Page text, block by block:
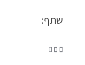
שתף: